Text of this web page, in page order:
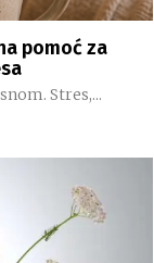
pomoć za
Stres,...